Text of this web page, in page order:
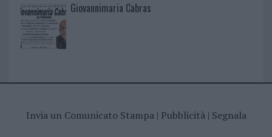
Giovannimaria Cabras
Invia un Comunicato Stampa| Pubblicità| Segnala